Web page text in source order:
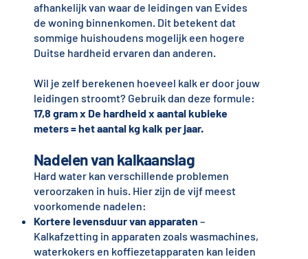
afhankelijk van waar de leidingen van Evides
de woning binnenkomen. Dit betekent dat
sommige huishoudens mogelijk een hogere
Duitse hardheid ervaren dan anderen.
Wil je zelf berekenen hoeveel kalk er door jouw
leidingen stroomt? Gebruik dan deze formule:
17,8 gram x De hardheid x aantal kubieke
meters = het aantal kg kalk per jaar.
Nadelen van kalkaanslag
Hard water kan verschillende problemen
veroorzaken in huis. Hier zijn de vijf meest
voorkomende nadelen:
Kortere levensduur van apparaten –
Kalkafzetting in apparaten zoals wasmachines,
waterkokers en koffiezetapparaten kan leiden